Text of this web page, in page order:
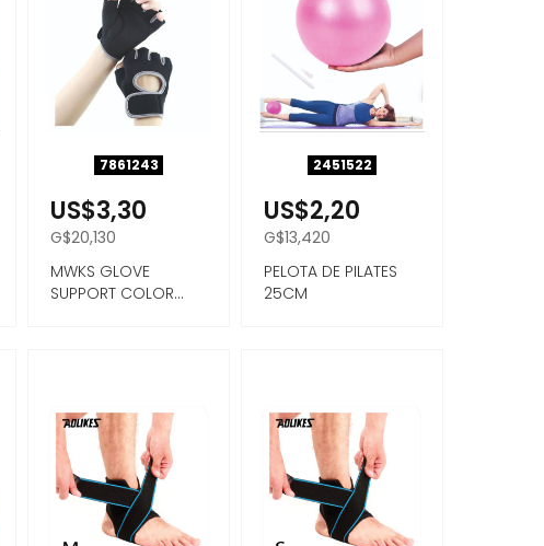
7861243
US$3,30
G$20,130
MWKS GLOVE
SUPPORT COLOR
2451522
US$2,20
G$13,420
PELOTA DE PILATES
25CM